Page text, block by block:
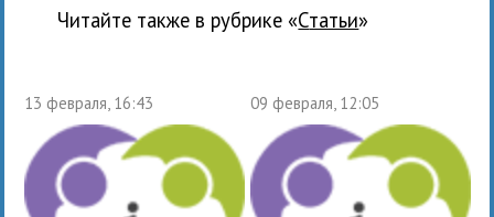
Читайте также в рубрике « Статьи»
13 февраля, 16:43 09 февраля, 12:05